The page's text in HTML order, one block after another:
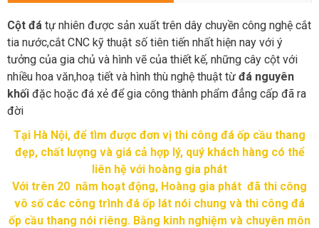
Cột đá tự nhiên được sản xuất trên dây chuyền công nghệ cắt
tia nước,cắt CNC kỹ thuật số tiên tiến nhất hiện nay với ý
tưởng của gia chủ và hình vẽ của thiết kế, những cây cột với
nhiều hoa văn,hoạ tiết và hình thù nghệ thuật từ đá nguyên
khối đặc hoặc đá xẻ để gia công thành phẩm đẳng cấp đã ra
đời
Tại Hà Nội, để tìm được đơn vị thi công đá ốp cầu thang
đẹp, chất lượng và giá cả hợp lý, quý khách hàng có thể
liên hệ với hoàng gia phát
Với trên 20 năm hoạt động, Hoàng gia phát đã thi công
vô số các công trình đá ốp lát nói chung và thi công đá
ốp cầu thang nói riêng. Bằng kinh nghiệm và chuyên môn